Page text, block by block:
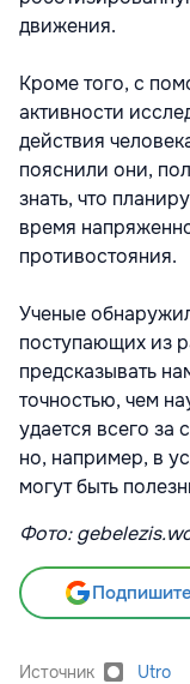
движения.
Кроме того, с
активности
действия
пояснили они,
знать, что
время
противостояния.
Ученые
поступающих из
предсказывать
точностью, чем
удается всего за
но, например, в
могут быть
Фото:
Источник Utro